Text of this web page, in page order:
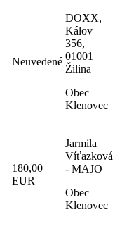
Neuvedené
DOXX,
Kálov
356,
01001
Žilina
Obec
Klenovec
180,00
EUR
Jarmila
Víťazková
- MAJO
Obec
Klenovec